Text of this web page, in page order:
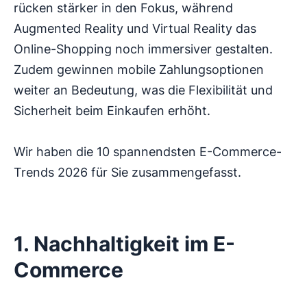
rücken stärker in den Fokus, während
Augmented Reality und Virtual Reality das
Online-Shopping noch immersiver gestalten.
Zudem gewinnen mobile Zahlungsoptionen
weiter an Bedeutung, was die Flexibilität und
Sicherheit beim Einkaufen erhöht.
Wir haben die 10 spannendsten E-Commerce-
Trends 2026 für Sie zusammengefasst.
1. Nachhaltigkeit im E-
Commerce